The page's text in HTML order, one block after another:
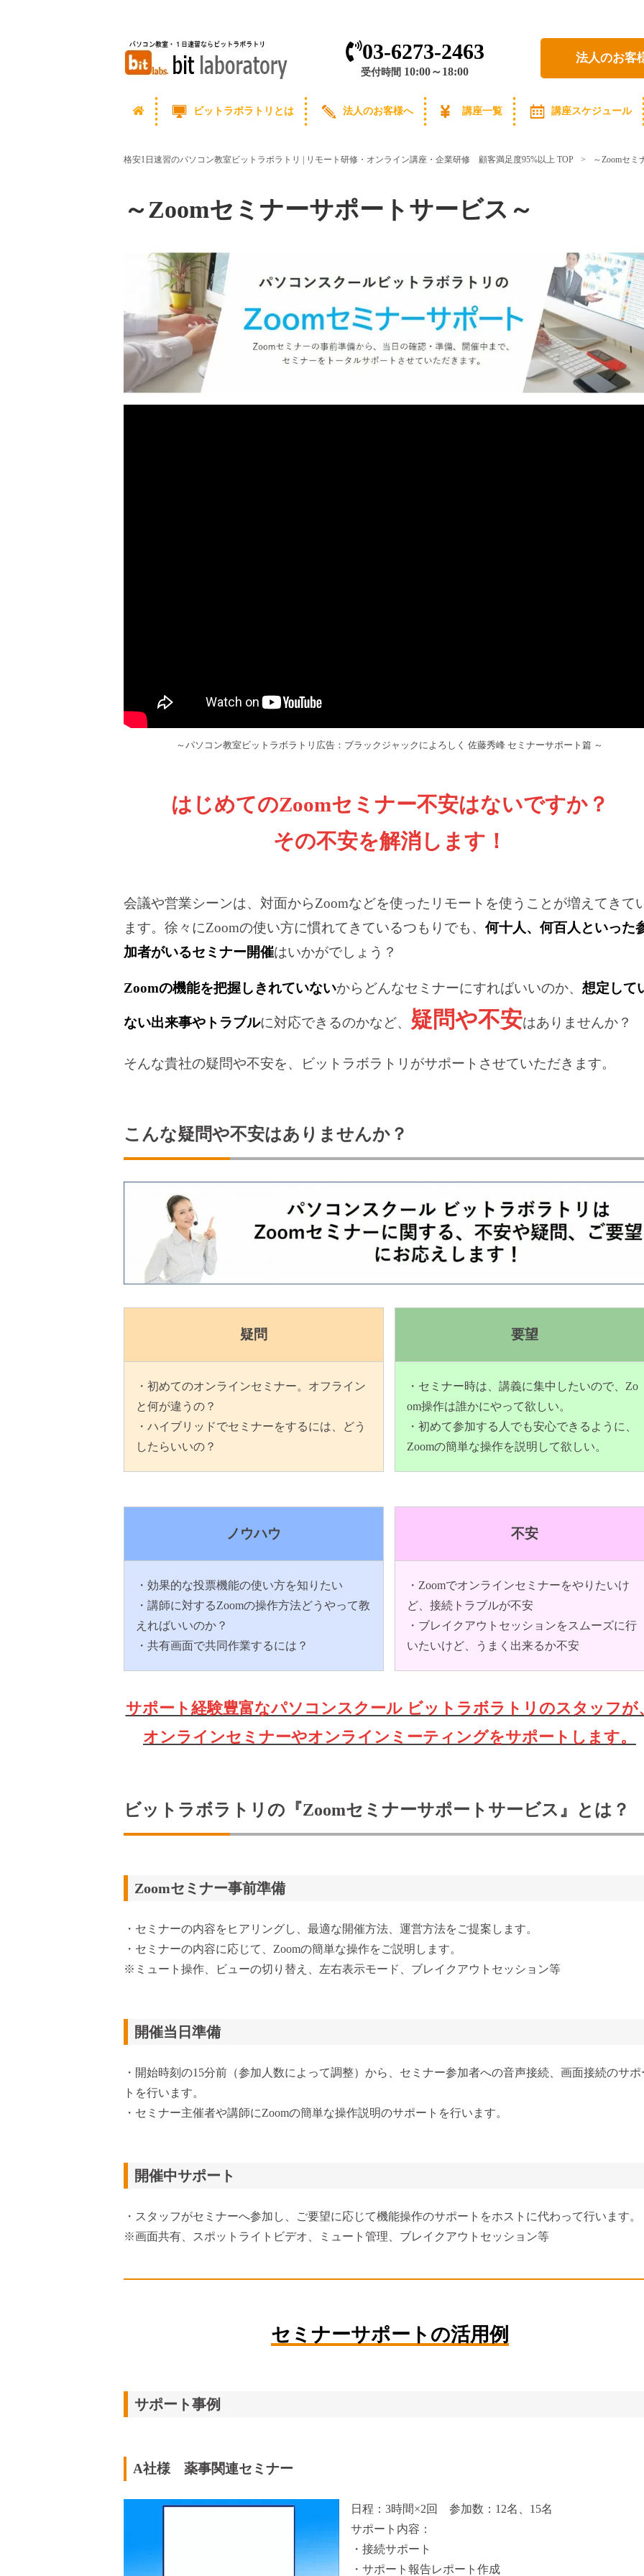
03-6273-2463
受付時間 10:00～18:00
法人のお客
ビットラボラトリとは 法人のお客様へ 講座一覧 講座スケジュール
格安1日速習のパソコン教室ビットラボラトリ | リモート研修・オンライン講座・企業研修 顧客満足度95%以上 TOP ～Zoomセミ
～Zoomセミナーサポートサービス～
～パソコン教室ビットラボラトリ広告：ブラックジャックによろしく 佐藤秀峰 セミナーサポート篇 ～
はじめてのZoomセミナー不安はないですか？
その不安を解消します！
会議や営業シーンは、対面からZoomなどを使ったリモートを使うことが増えてきて
ます。徐々にZoomの使い方に慣れてきているつもりでも、 何十人、何百人といった
加者がいるセミナー開催はいかがでしょう？
Zoomの機能を把握しきれていないからどんなセミナーにすればいいのか、 想定して
ない出来事やトラブルに対応できるのかなど、 疑問や不安はありませんか？
そんな貴社の疑問や不安を、ビットラボラトリがサポートさせていただきます。
こんな疑問や不安はありませんか？
疑問
・初めてのオンラインセミナー。オフライン
と何が違うの？
・ハイブリッドでセミナーをするには、どう
したらいいの？
要望
・セミナー時は、講義に集中したいので、Zo
om操作は誰かにやって欲しい。
・初めて参加する人でも安心できるように、
Zoomの簡単な操作を説明して欲しい。
ノウハウ
・効果的な投票機能の使い方を知りたい
・講師に対するZoomの操作方法どうやって教
えればいいのか？
・共有画面で共同作業するには？
不安
・Zoomでオンラインセミナーをやりたいけ
ど、接続トラブルが不安
・ブレイクアウトセッションをスムーズに行
いたいけど、うまく出来るか不安
サポート経験豊富なパソコンスクール ビットラボラトリのスタッフが
オンラインセミナーやオンラインミーティングをサポートします。
ビットラボラトリの『Zoomセミナーサポートサービス』とは？
Zoomセミナー事前準備
・セミナーの内容をヒアリングし、最適な開催方法、運営方法をご提案します。
・セミナーの内容に応じて、Zoomの簡単な操作をご説明します。
※ミュート操作、ビューの切り替え、左右表示モード、ブレイクアウトセッション等
開催当日準備
・開始時刻の15分前（参加人数によって調整）から、セミナー参加者への音声接続、画面接続のサポ
トを行います。
・セミナー主催者や講師にZoomの簡単な操作説明のサポートを行います。
開催中サポート
・スタッフがセミナーへ参加し、ご要望に応じて機能操作のサポートをホストに代わって行います。
※画面共有、スポットライトビデオ、ミュート管理、ブレイクアウトセッション等
セミナーサポートの活用例
サポート事例
A社様 薬事関連セミナー
日程：3時間×2回 参加数：12名、15名
サポート内容：
・接続サポート
・サポート報告レポート作成